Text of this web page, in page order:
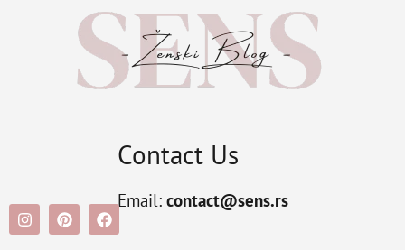
Contact Us
Email: contact@sens.rs